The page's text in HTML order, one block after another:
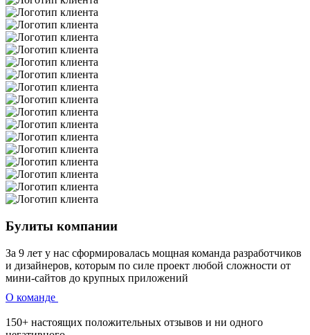
Булиты компании
За 9 лет у нас сформировалась мощная команда разработчиков
и дизайнеров, которым по силе проект любой сложности от
мини-сайтов до крупных приложений
О команде
150+ настоящих положительных отзывов и ни одного